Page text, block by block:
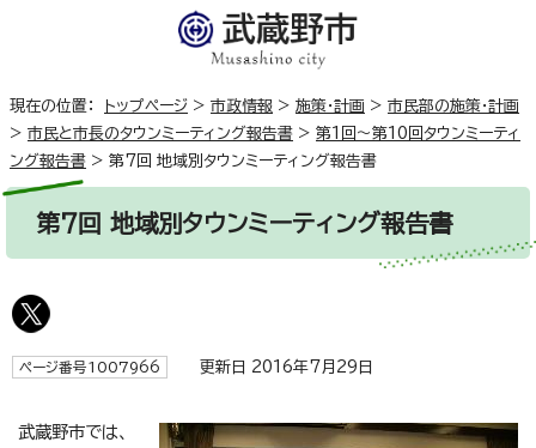
現在の位置： トップページ > 市政情報 > 施策・計画 > 市民部の施策・計画
> 市民と市長のタウンミーティング報告書 > 第1回～第10回タウンミーティ
ング報告書 > 第7回 地域別タウンミーティング報告書
第7回 地域別タウンミーティング報告書
ページ番号1007966 更新日 2016年7月29日
武蔵野市では、